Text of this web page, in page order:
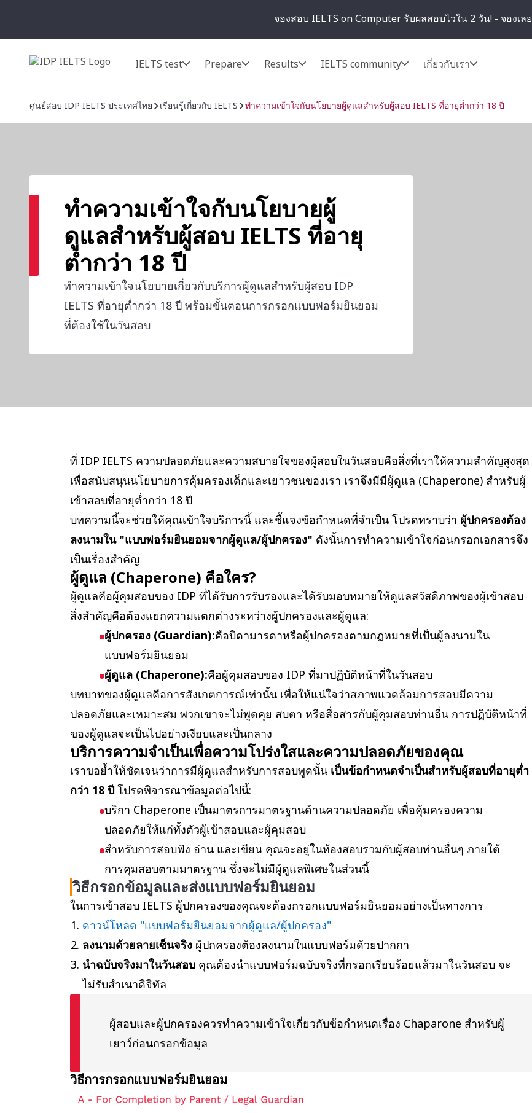
จองสอบ IELTS on Computer รับผลสอบไวใน 2 วัน! - จองเลย
IELTS test Prepare Results IELTS community เกี่ยวกับเรา
ศูนย์สอบ IDP IELTS ประเทศไทย เรียนรู้เกี่ยวกับ IELTS ทำความเข้าใจกับนโยบายผู้ดูแลสำหรับผู้สอบ IELTS ที่อายุต่ำกว่า 18 ปี
ทำความเข้าใจกับนโยบายผู้
ดูแลสำหรับผู้สอบ IELTS ที่อายุ
ต่ำกว่า 18 ปี
ทำความเข้าใจนโยบายเกี่ยวกับบริการผู้ดูแลสำหรับผู้สอบ IDP
IELTS ที่อายุต่ำกว่า 18 ปี พร้อมขั้นตอนการกรอกแบบฟอร์มยินยอม
ที่ต้องใช้ในวันสอบ
ที่ IDP IELTS ความปลอดภัยและความสบายใจของผู้สอบในวันสอบคือสิ่งที่เราให้ความสำคัญสูงสุด
เพื่อสนับสนุนนโยบายการคุ้มครองเด็กและเยาวชนของเรา เราจึงมีมีผู้ดูแล (Chaperone) สำหรับผู้
เข้าสอบที่อายุต่ำกว่า 18 ปี
บทความนี้จะช่วยให้คุณเข้าใจบริการนี้ และชี้แจงข้อกำหนดที่จำเป็น โปรดทราบว่า ผู้ปกครองต้อง
ลงนามใน "แบบฟอร์มยินยอมจากผู้ดูแล/ผู้ปกครอง" ดังนั้นการทำความเข้าใจก่อนกรอกเอกสารจึง
เป็นเรื่องสำคัญ
ผู้ดูแล (Chaperone) คือใคร?
ผู้ดูแลคือผู้คุมสอบของ IDP ที่ได้รับการรับรองและได้รับมอบหมายให้ดูแลสวัสดิภาพของผู้เข้าสอบ
สิ่งสำคัญคือต้องแยกความแตกต่างระหว่างผู้ปกครองและผู้ดูแล:
ผู้ปกครอง (Guardian):คือบิดามารดาหรือผู้ปกครองตามกฎหมายที่เป็นผู้ลงนามใน
แบบฟอร์มยินยอม
ผู้ดูแล (Chaperone):คือผู้คุมสอบของ IDP ที่มาปฏิบัติหน้าที่ในวันสอบ
บทบาทของผู้ดูแลคือการสังเกตการณ์เท่านั้น เพื่อให้แน่ใจว่าสภาพแวดล้อมการสอบมีความ
ปลอดภัยและเหมาะสม พวกเขาจะไม่พูดคุย สบตา หรือสื่อสารกับผู้คุมสอบท่านอื่น การปฏิบัติหน้าที่
ของผู้ดูแลจะเป็นไปอย่างเงียบและเป็นกลาง
บริการความจำเป็นเพื่อความโปร่งใสและความปลอดภัยของคุณ
เราขอย้ำให้ชัดเจนว่าการมีผู้ดูแลสำหรับการสอบพูดนั้น เป็นข้อกำหนดจำเป็นสำหรับผู้สอบที่อายุต่ำ
กว่า 18 ปีโปรดพิจารณาข้อมูลต่อไปนี้:
บริกา Chaperone เป็นมาตรการมาตรฐานด้านความปลอดภัย เพื่อคุ้มครองความ
ปลอดภัยให้แก่ทั้งตัวผู้เข้าสอบและผู้คุมสอบ
สำหรับการสอบฟัง อ่าน และเขียน คุณจะอยู่ในห้องสอบรวมกับผู้สอบท่านอื่นๆ ภายใต้
การคุมสอบตามมาตรฐาน ซึ่งจะไม่มีผู้ดูแลพิเศษในส่วนนี้
วิธีกรอกข้อมูลและส่งแบบฟอร์มยินยอม
ในการเข้าสอบ IELTS ผู้ปกครองของคุณจะต้องกรอกแบบฟอร์มยินยอมอย่างเป็นทางการ
ดาวน์โหลด "แบบฟอร์มยินยอมจากผู้ดูแล/ผู้ปกครอง"
ลงนามด้วยลายเซ็นจริง ผู้ปกครองต้องลงนามในแบบฟอร์มด้วยปากกา
นำฉบับจริงมาในวันสอบ คุณต้องนำแบบฟอร์มฉบับจริงที่กรอกเรียบร้อยแล้วมาในวันสอบ จะ
ไม่รับสำเนาดิจิทัล
ผู้สอบและผู้ปกครองควรทำความเข้าใจเกี่ยวกับข้อกำหนดเรื่อง Chaparone สำหรับผู้
เยาว์ก่อนกรอกข้อมูล
วิธีการกรอกแบบฟอร์มยินยอม